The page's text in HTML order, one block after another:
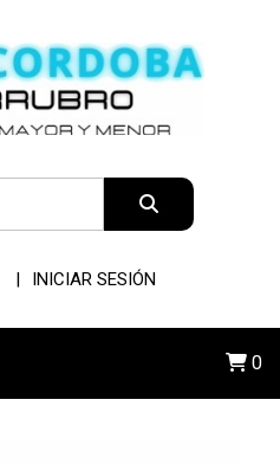
INICIAR SESIÓN
0